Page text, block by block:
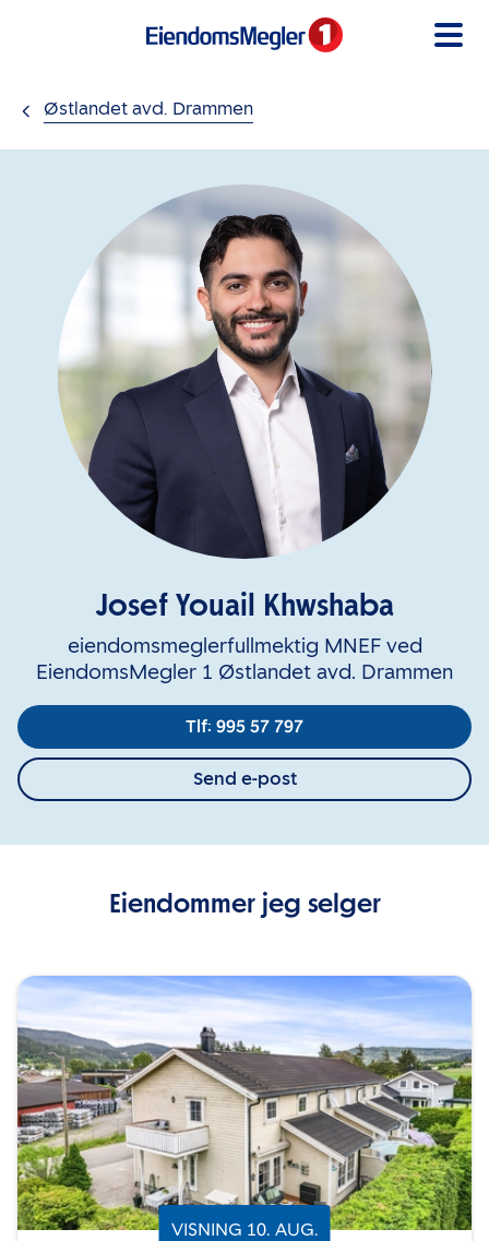
Østlandet avd. Drammen
Josef Youail Khwshaba
eiendomsmeglerfullmektig MNEF ved
EiendomsMegler 1 Østlandet avd. Drammen
Tlf: 995 57 797
Send e-post
Eiendommer jeg selger
VISNING 10. AUG.